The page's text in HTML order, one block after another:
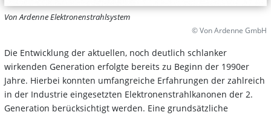
Von Ardenne Elektronenstrahlsystem
© Von Ardenne GmbH
Die Entwicklung der aktuellen, noch deutlich schlanker
wirkenden Generation erfolgte bereits zu Beginn der 1990er
Jahre. Hierbei konnten umfangreiche Erfahrungen der zahlreich
in der Industrie eingesetzten Elektronenstrahlkanonen der 2.
Generation berücksichtigt werden. Eine grundsätzliche